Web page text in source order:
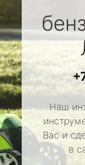
Наш
Вас и
в